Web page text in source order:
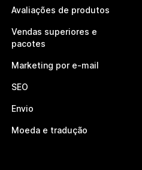
Avaliações de produtos
Vendas superiores e
pacotes
Marketing por e-mail
SEO
Envio
Moeda e tradução